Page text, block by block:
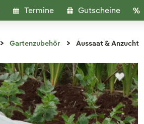
Termine Gutscheine
Gartenzubehör Aussaat & Anzucht